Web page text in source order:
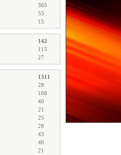
365
53
15
142
115
27
1311
28
108
40
21
25
28
43
40
21